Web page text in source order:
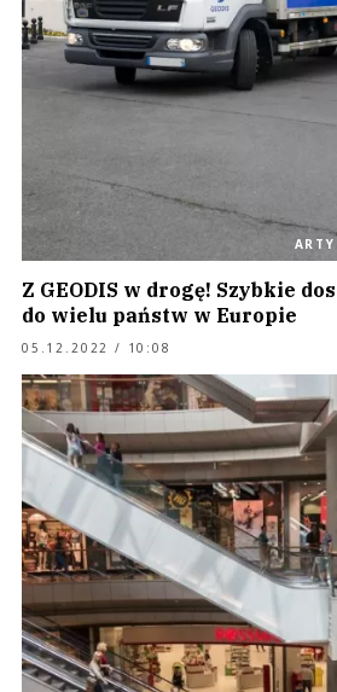
Z GEODIS w drogę! Szybkie
do wielu państw w Europie
05.12.2022 / 10:08